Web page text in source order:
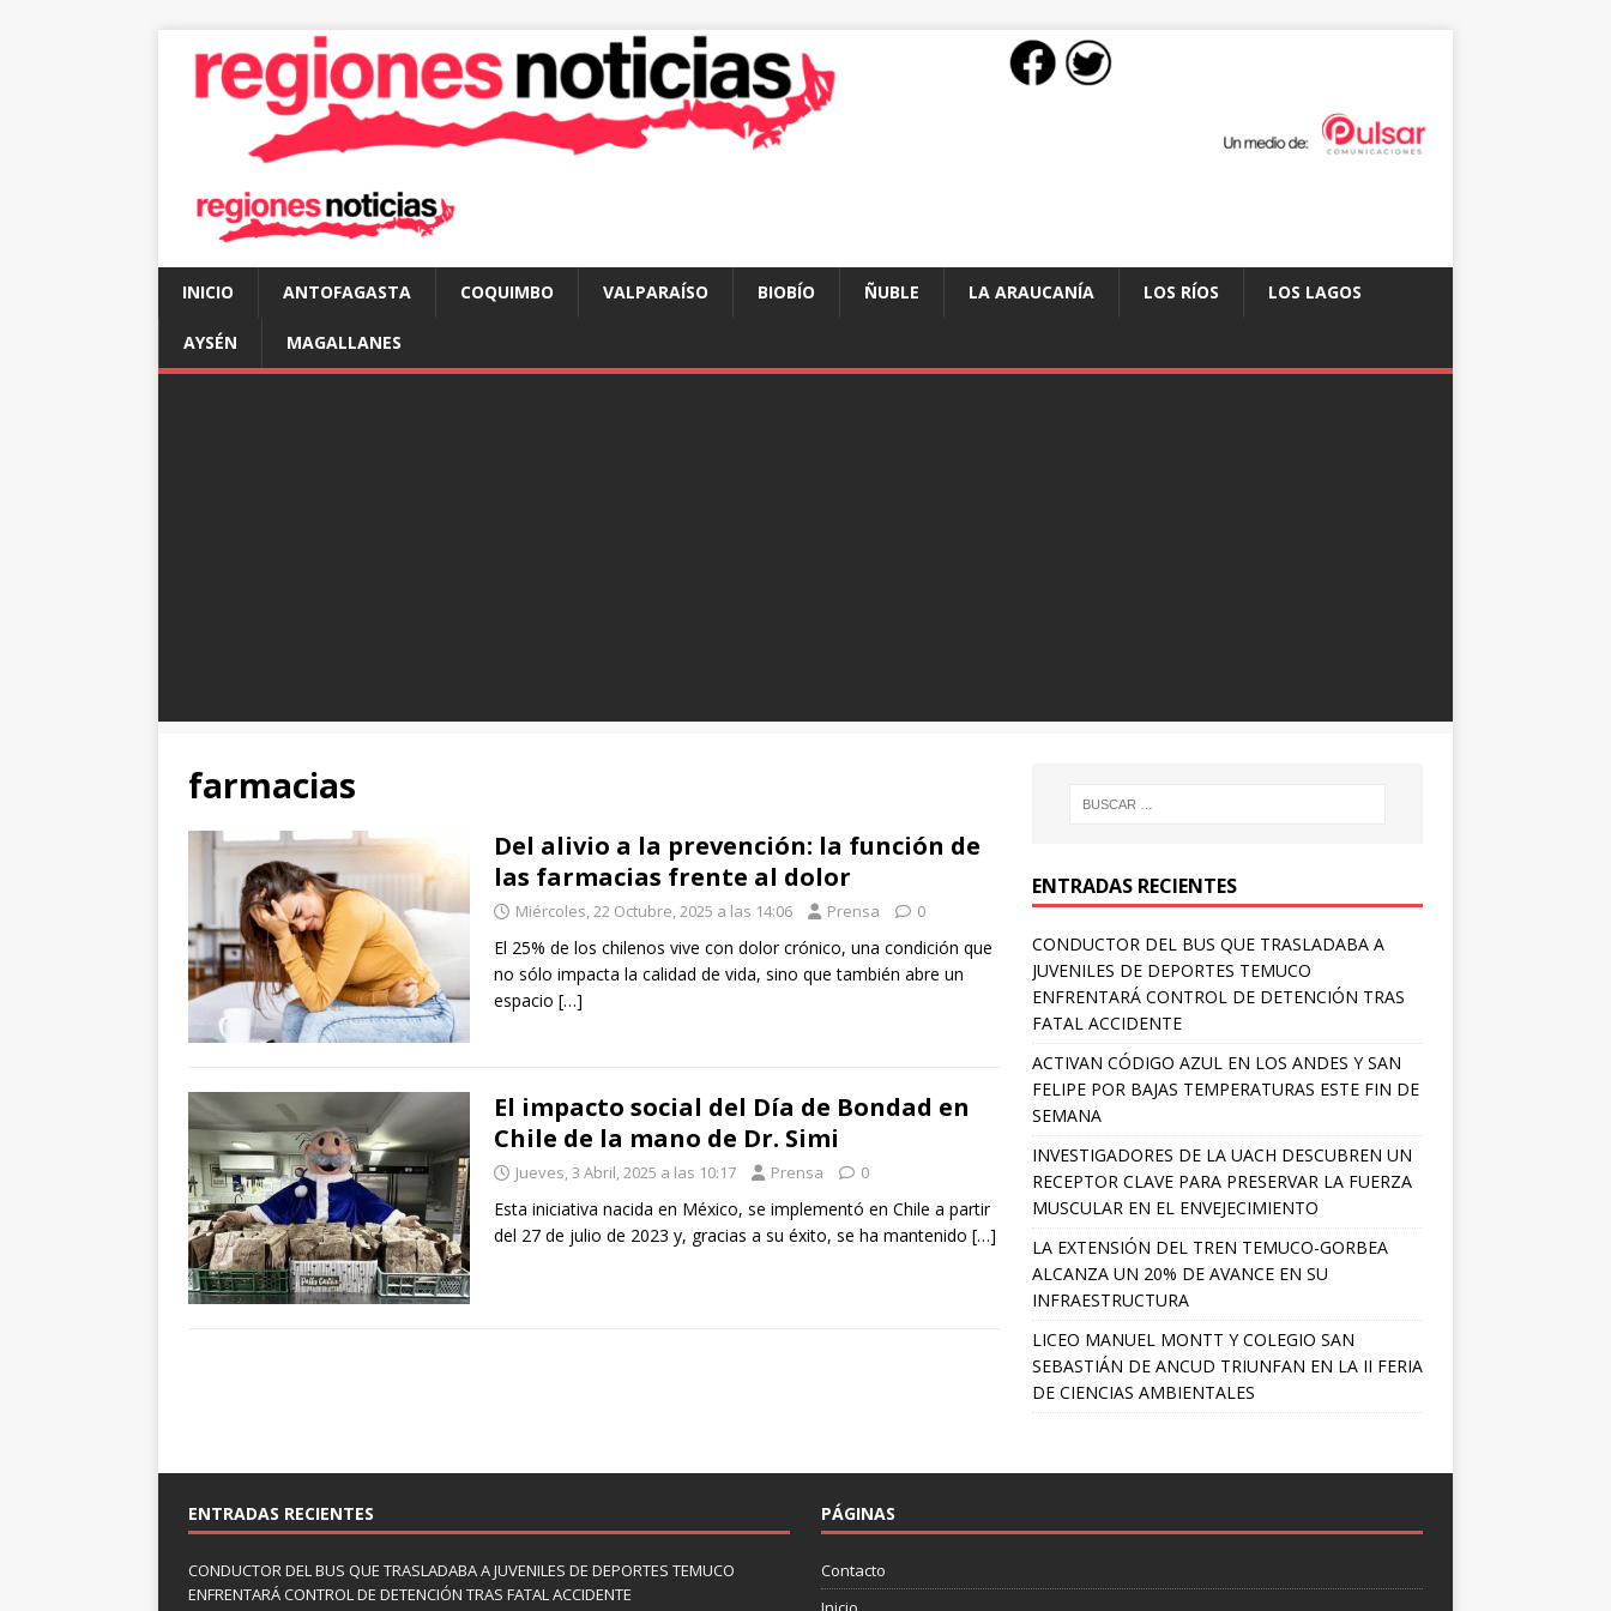
INICIO ANTOFAGASTA COQUIMBO VALPARAÍSO BIOBÍO ÑUBLE LA ARAUCANÍA LOS RÍOS LOS LAGOS
AYSÉN MAGALLANES
farmacias
Del alivio a la prevención: la función de
las farmacias frente al dolor
Miércoles, 22 Octubre, 2025 a las 14:06 Prensa 0
El 25% de los chilenos vive con dolor crónico, una condición que
no sólo impacta la calidad de vida, sino que también abre un
espacio […]
El impacto social del Día de Bondad en
Chile de la mano de Dr. Simi
Jueves, 3 Abril, 2025 a las 10:17 Prensa 0
Esta iniciativa nacida en México, se implementó en Chile a partir
del 27 de julio de 2023 y, gracias a su éxito, se ha mantenido […]
ENTRADAS RECIENTES
CONDUCTOR DEL BUS QUE TRASLADABA A
JUVENILES DE DEPORTES TEMUCO
ENFRENTARÁ CONTROL DE DETENCIÓN TRAS
FATAL ACCIDENTE
ACTIVAN CÓDIGO AZUL EN LOS ANDES Y SAN
FELIPE POR BAJAS TEMPERATURAS ESTE FIN DE
SEMANA
INVESTIGADORES DE LA UACH DESCUBREN UN
RECEPTOR CLAVE PARA PRESERVAR LA FUERZA
MUSCULAR EN EL ENVEJECIMIENTO
LA EXTENSIÓN DEL TREN TEMUCO-GORBEA
ALCANZA UN 20% DE AVANCE EN SU
INFRAESTRUCTURA
LICEO MANUEL MONTT Y COLEGIO SAN
SEBASTIÁN DE ANCUD TRIUNFAN EN LA II FERIA
DE CIENCIAS AMBIENTALES
ENTRADAS RECIENTES
CONDUCTOR DEL BUS QUE TRASLADABA A JUVENILES DE DEPORTES TEMUCO
ENFRENTARÁ CONTROL DE DETENCIÓN TRAS FATAL ACCIDENTE
PÁGINAS
Contacto